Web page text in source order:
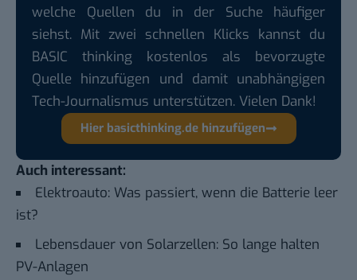
welche Quellen du in der Suche häufiger
siehst. Mit zwei schnellen Klicks kannst du
BASIC thinking kostenlos als bevorzugte
Quelle hinzufügen und damit unabhängigen
Tech-Journalismus unterstützen. Vielen Dank!
Hier basicthinking.de hinzufügen
Auch interessant:
Elektroauto: Was passiert, wenn die Batterie leer
ist?
Lebensdauer von Solarzellen: So lange halten
PV-Anlagen